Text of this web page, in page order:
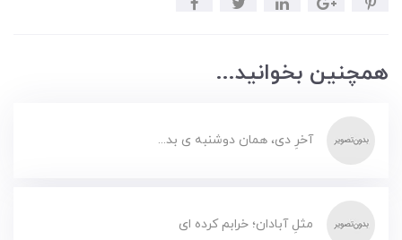
همچنین بخوانید...
آخرِ دی، همان دوشنبه ی بد...
مثلِ آبادان؛ خرابم کرده ای